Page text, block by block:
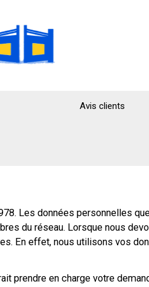
Avis clients
Les données personnelles
du réseau. Lorsque nous
En effet, nous utilisons vos
prendre en charge votre